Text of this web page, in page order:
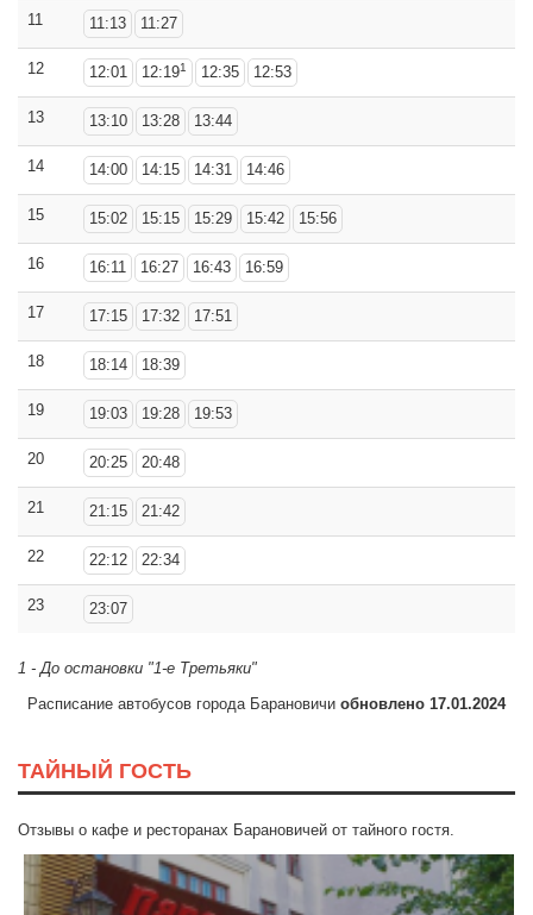
11 11:13 11:27
12 12:01 12:191 12:35 12:53
13 13:10 13:28 13:44
14 14:00 14:15 14:31 14:46
15 15:02 15:15 15:29 15:42 15:56
16 16:11 16:27 16:43 16:59
17 17:15 17:32 17:51
18 18:14 18:39
19 19:03 19:28 19:53
20 20:25 20:48
21 21:15 21:42
22 22:12 22:34
23 23:07
1 - До остановки "1-е Третьяки"
Расписание автобусов города Барановичи обновлено 17.01.2024
ТАЙНЫЙ ГОСТЬ
Отзывы о кафе и ресторанах Барановичей от тайного гостя.